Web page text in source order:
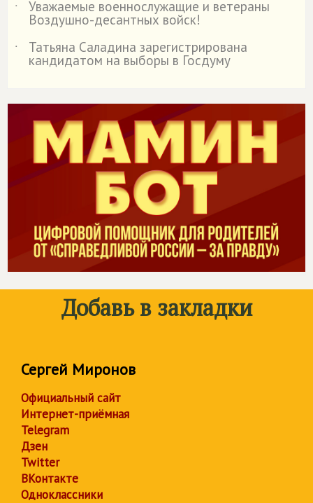
˙
Уважаемые военнослужащие и ветераны
Воздушно-десантных войск!
˙
Татьяна Саладина зарегистрирована
кандидатом на выборы в Госдуму
Добавь в закладки
Сергей Миронов
Официальный сайт
Интернет-приёмная
Telegram
Дзен
Twitter
ВКонтакте
Одноклассники